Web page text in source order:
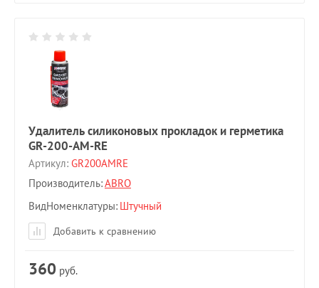
Удалитель силиконовых прокладок и герметика
GR-200-AM-RE
Артикул: GR200AMRE
Производитель:ABRO
ВидНоменклатуры Штучный
Добавить к сравнению
360 руб.